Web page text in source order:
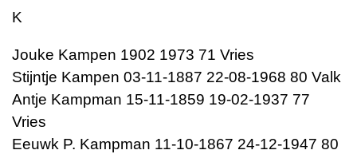
K
Jouke Kampen 1902 1973 71 Vries
Stijntje Kampen 03-11-1887 22-08-1968 80 Valk
Antje Kampman 15-11-1859 19-02-1937 77
Vries
Eeuwk P. Kampman 11-10-1867 24-12-1947 80